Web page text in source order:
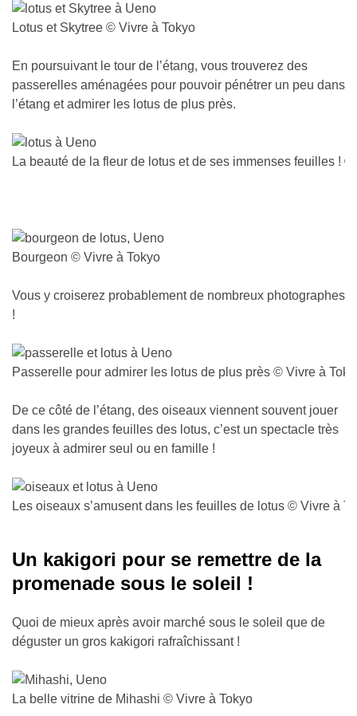
Lotus et Skytree © Vivre à Tokyo
En poursuivant le tour de l’étang, vous trouverez des
passerelles aménagées pour pouvoir pénétrer un peu dans
l’étang et admirer les lotus de plus près.
La beauté de la fleur de lotus et de ses immenses feuilles ! ©
Bourgeon © Vivre à Tokyo
Vous y croiserez probablement de nombreux photographes
!
Passerelle pour admirer les lotus de plus près © Vivre à
De ce côté de l’étang, des oiseaux viennent souvent jouer
dans les grandes feuilles des lotus, c’est un spectacle très
joyeux à admirer seul ou en famille !
Les oiseaux s’amusent dans les feuilles de lotus © Vivre à
Un kakigori pour se remettre de la
promenade sous le soleil !
Quoi de mieux après avoir marché sous le soleil que de
déguster un gros kakigori rafraîchissant !
La belle vitrine de Mihashi © Vivre à Tokyo